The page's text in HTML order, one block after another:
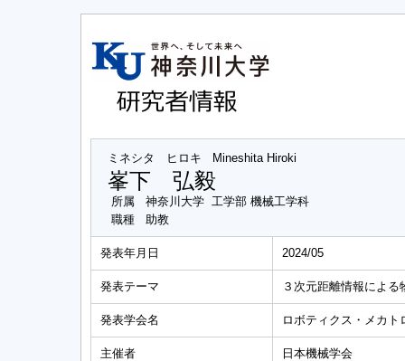
ミネシタ ヒロキ Mineshita Hiroki
峯下 弘毅
所属
神奈川大学 工学部 機械工学科
職種
助教
発表年月日 2024/05
発表テーマ ３次元距離情報によ
発表学会名 ロボティクス・メカト
主催者 日本機械学会